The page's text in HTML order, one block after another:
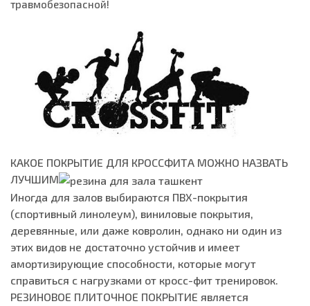
травмобезопасной!
КАКОЕ ПОКРЫТИЕ ДЛЯ КРОССФИТА МОЖНО НАЗВАТЬ
ЛУЧШИМ
Иногда для залов выбираются ПВХ-покрытия
(спортивный линолеум), виниловые покрытия,
деревянные, или даже ковролин, однако ни один из
этих видов не достаточно устойчив и имеет
амортизирующие способности, которые могут
справиться с нагрузками от кросс-фит тренировок.
РЕЗИНОВОЕ ПЛИТОЧНОЕ ПОКРЫТИЕ является